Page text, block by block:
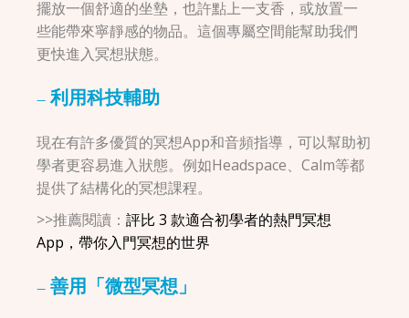
擺放一個舒適的坐墊，也許點上一支香，或放置一
些能帶來寧靜感的物品。這個專屬空間能幫助我們
更快進入冥想狀態。
– 利用科技輔助
現在有許多優質的冥想App和音頻指導，可以幫助初
學者更容易進入狀態。例如Headspace、Calm等都
提供了結構化的冥想課程。
>>推薦閱讀：評比 3 款適合初學者的熱門冥想
App，帶你入門冥想的世界
– 善用「微型冥想」